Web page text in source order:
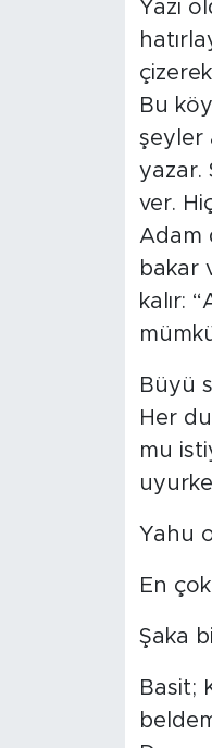
Yazı
Bu
şeyler
yazar.
ver.
Adam
bakar
kalır:
Büyü
Her
mu
Yahu
En
Şaka
Basit;